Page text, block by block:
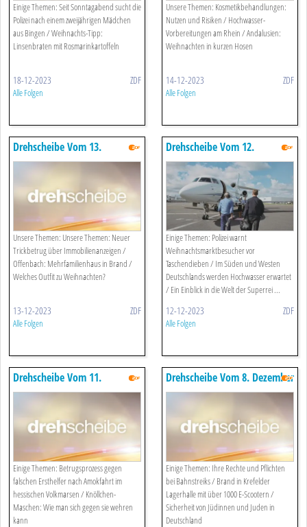
Einige Themen: Seit Sonntagabend sucht die
Polizei nach einem zweijährigen Mädchen
aus Bingen / Weihnachts-Tipp:
Linsenbraten mit Rosmarinkartoffeln
18-12-2023 ZDF
Alle Folgen
Unsere Themen: Kosmetikbehandlungen:
Nutzen und Risiken / Hochwasser-
Vorbereitungen am Rhein / Andalusien:
Weihnachten in kurzen Hosen
14-12-2023 ZDF
Alle Folgen
Drehscheibe Vom 13.
Dezember 2023
Unsere Themen: Unsere Themen: Neuer
Trickbetrug über Immobilienanzeigen /
Offenbach: Mehrfamilienhaus in Brand /
Welches Outfit zu Weihnachten?
13-12-2023 ZDF
Alle Folgen
Drehscheibe Vom 12.
Dezember 2023
Einige Themen: Polizei warnt
Weihnachtsmarktbesucher vor
Taschendieben / Im Süden und Westen
Deutschlands werden Hochwasser erwartet
/ Ein Einblick in die Welt der Superrei ...
12-12-2023 ZDF
Alle Folgen
Drehscheibe Vom 11.
Dezember 2023
Einige Themen: Betrugsprozess gegen
falschen Ersthelfer nach Amokfahrt im
hessischen Volkmarsen / Knöllchen-
Maschen: Wie man sich gegen sie wehren
kann
Drehscheibe Vom 8. Dezember
2023
Einige Themen: Ihre Rechte und Pflichten
bei Bahnstreiks / Brand in Krefelder
Lagerhalle mit über 1000 E-Scootern /
Sicherheit von Jüdinnen und Juden in
Deutschland